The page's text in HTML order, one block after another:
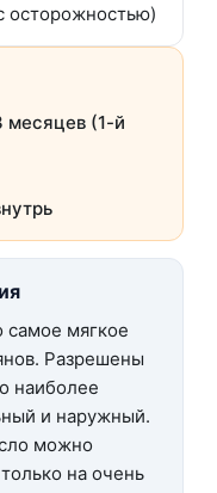
осторожностью)
месяцев (1-й
самое мягкое
Разрешены
наиболее
и наружный.
можно
на очень